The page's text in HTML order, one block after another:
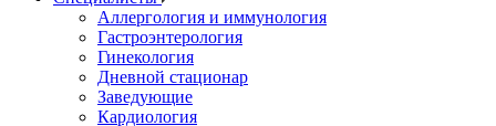
Аллергология и иммунология
Гастроэнтерология
Гинекология
Дневной стационар
Заведующие
Кардиология